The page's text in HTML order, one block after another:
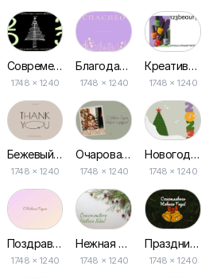
Современная Черная Новогодняя Открытка для Поздравлений
1748 × 1240
Бежевый Эстетический Клиент, Спасибо за Ваш Заказ, Открытка
1748 × 1240
Поздравительная Открытка в Розовом Градиенте
1748 × 1240
Благодарственная Открытка в Фиолетовых Тонах за Вашу Покупку
1748 × 1240
Очаровательная Новогодняя Открытка с Фото
1748 × 1240
Нежная Зеленая Новогодняя Открытка
1748 × 1240
Креативная Открытка для Посетителей Салона Красоты: Маркетинговая Раскладка
1748 × 1240
Новогодняя Открытка с Зеленым Фоном и Иллюстрацией
1748 × 1240
Праздничное Новогоднее Поздравление
1748 × 1240